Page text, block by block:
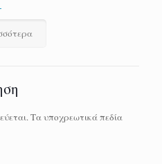
Τα υποχρεωτικά πεδία